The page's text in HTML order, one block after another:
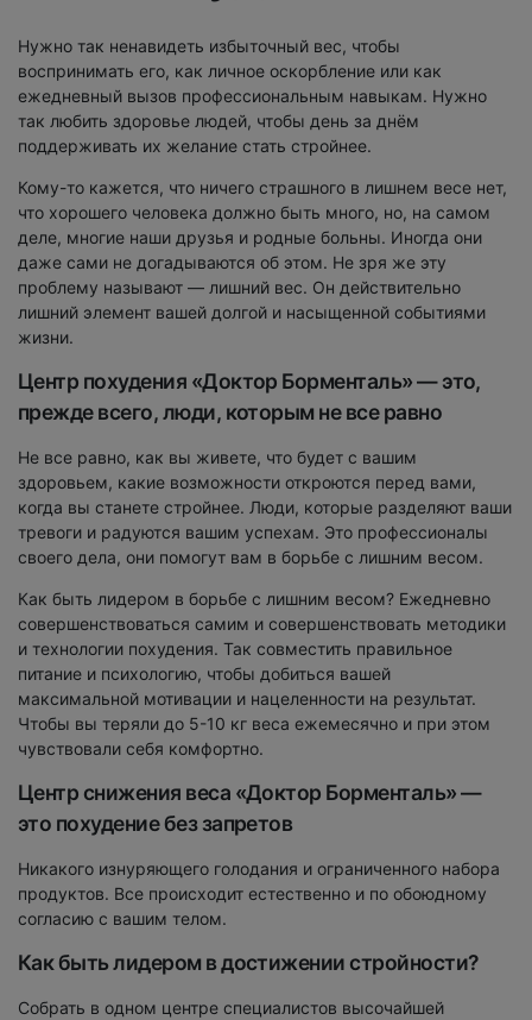
Нужно так ненавидеть избыточный вес, чтобы
воспринимать его, как личное оскорбление или как
ежедневный вызов профессиональным навыкам. Нужно
так любить здоровье людей, чтобы день за днём
поддерживать их желание стать стройнее.
Кому-то кажется, что ничего страшного в лишнем весе нет,
что хорошего человека должно быть много, но, на самом
деле, многие наши друзья и родные больны. Иногда они
даже сами не догадываются об этом. Не зря же эту
проблему называют — лишний вес. Он действительно
лишний элемент вашей долгой и насыщенной событиями
жизни.
Центр похудения «Доктор Борменталь» — это,
прежде всего, люди, которым не все равно
Не все равно, как вы живете, что будет с вашим
здоровьем, какие возможности откроются перед вами,
когда вы станете стройнее. Люди, которые разделяют ваши
тревоги и радуются вашим успехам. Это профессионалы
своего дела, они помогут вам в борьбе с лишним весом.
Как быть лидером в борьбе с лишним весом? Ежедневно
совершенствоваться самим и совершенствовать методики
и технологии похудения. Так совместить правильное
питание и психологию, чтобы добиться вашей
максимальной мотивации и нацеленности на результат.
Чтобы вы теряли до 5-10 кг веса ежемесячно и при этом
чувствовали себя комфортно.
Центр снижения веса «Доктор Борменталь» —
это похудение без запретов
Никакого изнуряющего голодания и ограниченного набора
продуктов. Все происходит естественно и по обоюдному
согласию с вашим телом.
Как быть лидером в достижении стройности?
Собрать в одном центре специалистов высочайшей